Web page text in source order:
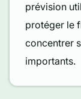
prévision
protéger le
concentrer
importants.